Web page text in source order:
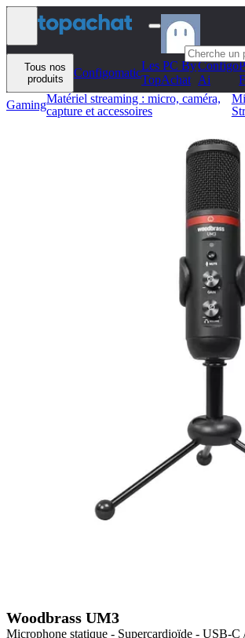
Aller au contenu
Tous nos
produits
Configomatic
Les PC By
TopAchat
Configo
Ai
GamingMatériel streaming : micro, caméra,
capture et accessoires
Woodbrass UM3
Microphone statique - Supercardioïde - USB-C